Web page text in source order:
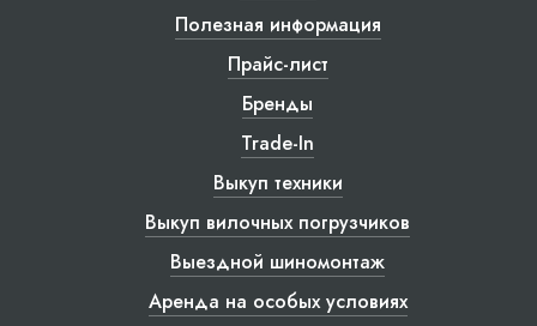
Полезная информация
Прайс-лист
Бренды
Trade-In
Выкуп техники
Выкуп вилочных погрузчиков
Выездной шиномонтаж
Аренда на особых условиях